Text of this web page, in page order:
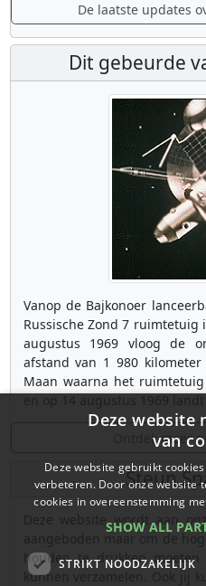
De laatste updates
Dit gebeurde
Vanop de Bajkonoer
Russische Zond 7
augustus 1969 vloog de
afstand van 1 980
Maan waarna het
Ontdek meer
Steun
Deze website wordt aan
aangeboden maar om de
houden te drukken
kunnen verzamelen. Ook jij
Deze website
van
Deze website gebruikt
verbeteren. Door onze website
cookies in overeenstemming
SHOW ALL
STRIKT NOODZAKELIJK